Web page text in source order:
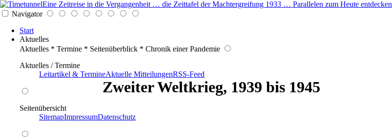
Eine Zeitreise in die Vergangenheit … die Zeittafel der Machtergreifung 1933 … Parallelen zum Heute entdecken
Navigator
Start
Aktuelles
Aktuelles * Termine * Seitenüberblick * Chronik einer Pandemie
Aktuelles / Termine
Leitartikel & TermineAktuelle MitteilungenRSS-Feed
Seitenübersicht
SitemapImpressumDatenschutz
Zweiter Weltkrieg, 1939 bis 1945